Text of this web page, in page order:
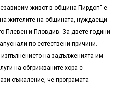
живот в община Пирдоп“ е
на жителите на общината, нуждаещи
Плевен и Пловдив. За двете години
по естествени причини.
на задълженията им
на обгрижваните хора с
съжаление, че програмата